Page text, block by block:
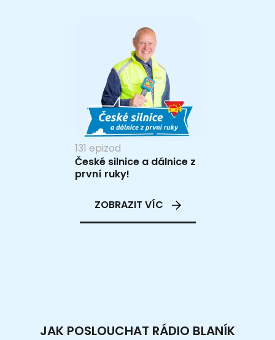
131 epizod
České silnice a dálnice z
první ruky!
ZOBRAZIT VÍC
JAK POSLOUCHAT RÁDIO BLANÍK